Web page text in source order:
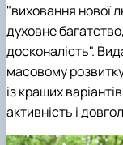
"виховання нової
духовне
досконалість".
масовому
із кращих
активність і